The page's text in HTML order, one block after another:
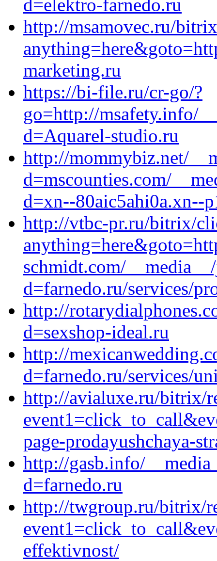
d=elektro-farnedo.ru
http://msamovec.ru/
marketing.ru
https://bi-file.ru/cr-go/?
go=http://msafety.info/
d=Aquarel-studio.ru
http://mommybiz.net/
d=mscounties.com/
d=xn--80aic5ahi0a.xn--
http://vtbc-pr.ru/bitrix/
schmidt.com/
d=farnedo.ru/services/
http://
d=sexshop-ideal.ru
http://
d=farnedo.ru/services/
http://avialuxe.ru/bitrix/
page-prodayushchaya-
http://gasb.info/
d=farnedo.ru
http://twgroup.ru/bitrix/
effektivnost/